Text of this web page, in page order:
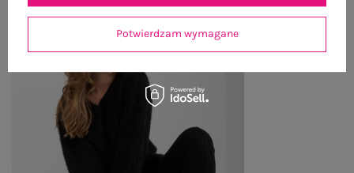
Potwierdzam wymagane